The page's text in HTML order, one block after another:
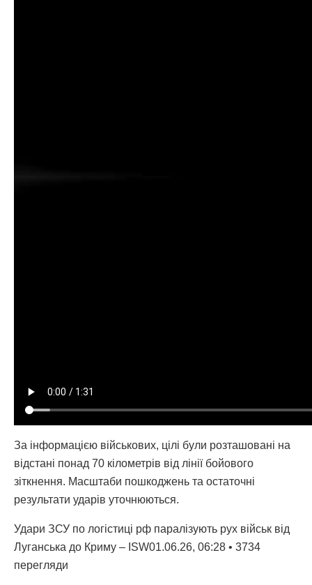
За інформацією військових, цілі були розташовані на
відстані понад 70 кілометрів від лінії бойового
зіткнення. Масштаби пошкоджень та остаточні
результати ударів уточнюються.
Удари ЗСУ по логістиці рф паралізують рух військ від
Луганська до Криму – ISW01.06.26, 06:28 • 3734
перегляди